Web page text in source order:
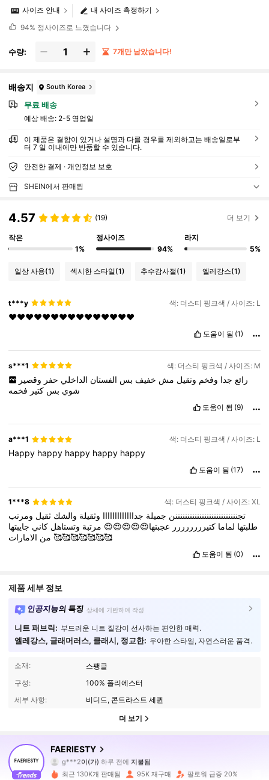
내 사이즈 측정하기
사이즈 안내
94% 정사이즈로 느꼈습니다
수량: 7개만 남았습니다!
배송지 South Korea
무료 배송
예상 배송: 2-5 영업일
이 제품은 결함이 있거나 설명과 다를 경우를 제외하고는 배송일로부
터 7 일 이내에만 반품할 수 있습니다.
안전한 결제 · 개인정보 보호
SHEIN에서 판매됨
4.57 (19) 더 보기
작은
1%
정사이즈
94%
라지
5%
일상 사용(1) 섹시한 스타일(1) 추수감사절(1) 엘레강스(1)
t***y 색: 더스티 핑크색 / 사이즈: L
❤️❤️❤️❤️❤️❤️❤️❤️❤️❤️❤️❤️❤️❤️❤️
도움이 됨 (1)
s***1 색: 더스티 핑크색 / 사이즈: M
رائع جدا وفخم وتقيل مش خفيف بس الفستان الداخلي حفر وقصير
شوي بس كتير فخمه
도움이 됨 (9)
a***1 색: 더스티 핑크색 / 사이즈: L
Happy happy happy happy happy
도움이 됨 (17)
1***8 색: 더스티 핑크색 / 사이즈: XL
تجننننننننننننننننننننننننننن جميلة جدااااااااااااا وثقيلة والشك ثقيل ومرتب
طلبتها لماما كتيرررررررر عجبتها😍😍😍😍😍 مرتبة وتستاهل كاني جايبتها
من الامارات🥰🥰🥰🥰🥰🥰🥰
도움이 됨 (0)
제품 세부 정보
인공지능의 특징 상세에 기반하여 작성
니트 패브릭: 부드러운 니트 질감이 선사하는 편안한 매력.
엘레강스, 글래머러스, 클래시, 정교한: 우아한 스타일, 자연스러운 품격.
소재:
스팽글
구성:
100% 폴리에스터
세부 사항:
비디드, 콘트라스트 세퀸
더 보기
FAERIESTY
g***2이(가)하루 전에
a***s다음2시간 전
최근 130K개 판매됨 95K 재구매 팔로워 급증 20%